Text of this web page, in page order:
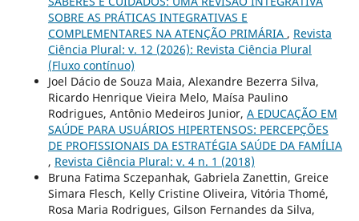
SOBRE AS PRÁTICAS INTEGRATIVAS E
COMPLEMENTARES NA ATENÇÃO PRIMÁRIA , Revista
Ciência Plural: v. 12 (2026): Revista Ciência Plural
(Fluxo contínuo)
Joel Dácio de Souza Maia, Alexandre Bezerra Silva,
Ricardo Henrique Vieira Melo, Maísa Paulino
Rodrigues, Antônio Medeiros Junior, A EDUCAÇÃO EM
SAÚDE PARA USUÁRIOS HIPERTENSOS: PERCEPÇÕES
DE PROFISSIONAIS DA ESTRATÉGIA SAÚDE DA FAMÍLIA
, Revista Ciência Plural: v. 4 n. 1 (2018)
Bruna Fatima Sczepanhak, Gabriela Zanettin, Greice
Simara Flesch, Kelly Cristine Oliveira, Vitória Thomé,
Rosa Maria Rodrigues, Gilson Fernandes da Silva,